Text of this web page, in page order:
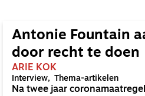
Antonie Fountain
door recht te doen
ARIE KOK
Interview Thema-artikelen
Na twee jaar